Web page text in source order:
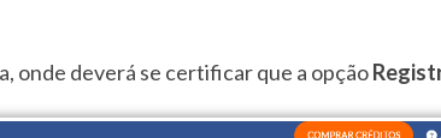
onde deverá se certificar que a opção